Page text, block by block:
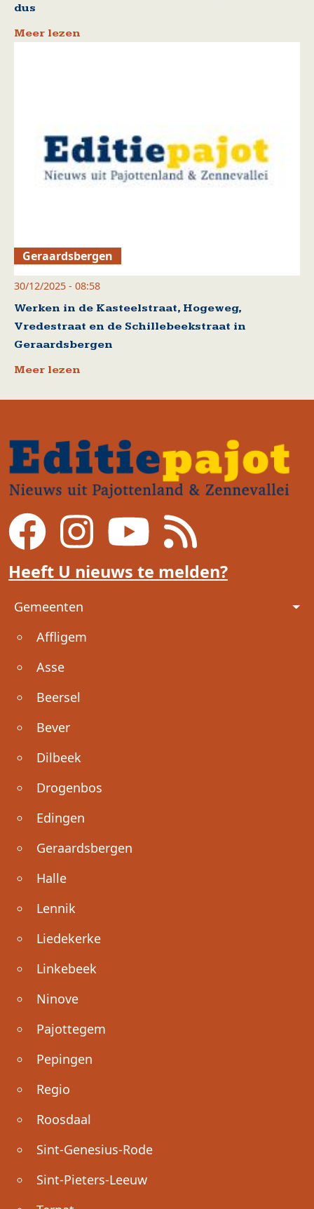
dus
Meer lezen
Geraardsbergen
30/12/2025 - 08:58
Werken in de Kasteelstraat, Hogeweg,
Vredestraat en de Schillebeekstraat in
Geraardsbergen
Meer lezen
Heeft U nieuws te melden?
Voet
Gemeenten
Affligem
Asse
Beersel
Bever
Dilbeek
Drogenbos
Edingen
Geraardsbergen
Halle
Lennik
Liedekerke
Linkebeek
Ninove
Pajottegem
Pepingen
Regio
Roosdaal
Sint-Genesius-Rode
Sint-Pieters-Leeuw